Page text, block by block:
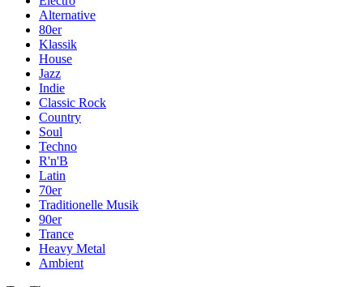
Alternative
80er
Klassik
House
Jazz
Indie
Classic Rock
Country
Soul
Techno
R'n'B
Latin
70er
Traditionelle Musik
90er
Trance
Heavy Metal
Ambient